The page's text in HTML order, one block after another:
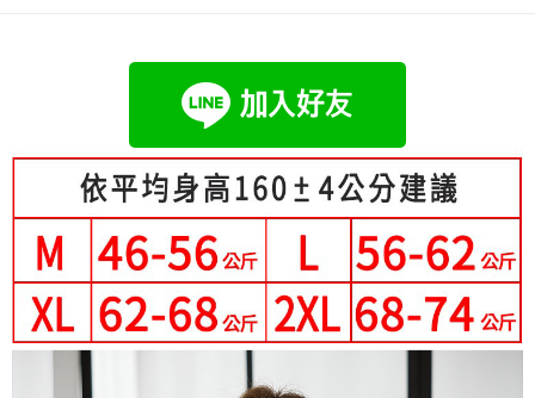
4.訂單成立30分鐘內，如未前往確認交易或遇審核未通過，訂單將自動取
消。如遇「轉專審核」未通過狀況，表示未達大哥付你分期系統評分，恕無
1.分期款項不併入電信帳單，「大哥付你分期」於每月結算日後寄送繳費提
醒簡訊。
2.透過簡訊連結打開帳單後，可選擇「超商條碼／台灣大直營門市／銀行轉
帳／街口支付／iPASS MONEY」等通路繳費。
【注意事項】
1.本服務係由「台灣大哥大股份有限公司」（以下簡稱本公司）所提供，讓
用戶於交易時，得透過本服務購買商品或服務，並由商店將買賣／分期付款
買賣價金債權讓與本公司後，依約使用本公司帳單繳交帳款。
2.基於同意付款使用「大哥付你分期」之契約關係目的，商店將以您的個人
資料（包含姓名、電話或地址）提供予台灣大哥大進項蒐集、處理及利用，
由本公司與您本人進行分期帳單所需資料之確認、核對及更正。
１．簡單：不需註冊會員、不需綁卡、不需儲值。
２．便利：只要手機號碼，簡訊認證，即可結帳。
３．安心：先確認商品／服務後，再付款。
【「AFTEE先享後付」結帳流程】
１．於結帳方式選擇「AFTEE先享後付」後，將跳轉至「AFTEE先享後付」
結帳頁面，進行簡訊認證並確認金額後，即可完成結帳。
３．收到繳費通知簡訊後14天內，點擊此簡訊中的連結，可透過四大超商／
ATM／網路銀行／等多元方式進行付款，方視為交易完成。
※ 請注意：結帳手續完成當下不需立刻繳費，但若您需要取消訂單，請聯絡
購買商品的店家。未經商家同意取消之訂單仍視為有效，需透過AFTEE先享
後付繳納相關費用。
是否繳費成功／繳費後需取消欲退款等相關疑問，請聯繫「AFTEE先享後付
「Hami Point」為中華電信所提供之點數服務，可於會員專區綁定中華電信
會員帳號後，即可在購物車使用 Hami Point 折抵消費金額 (1點等於1元)。
運送方式
全家付款取貨
每筆NT$80，滿NT$699(含以上)免運費
付款後全家取貨
每筆NT$80，滿NT$699(含以上)免運費
付款後萊爾富取貨
每筆NT$80，滿NT$699(含以上)免運費